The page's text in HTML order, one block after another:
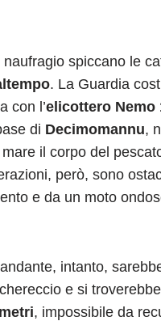
spiccano le
. La Guardia
con l’elicottero Nemo
di Decimomannu,
il corpo del
però, sono
e da un moto
intanto,
e si
, impossibile da